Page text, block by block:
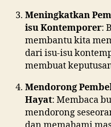
Meningkatkan
isu Kontemporer:
membantu kita
dari isu-isu
membuat
Mendorong
Hayat: Membaca
mendorong